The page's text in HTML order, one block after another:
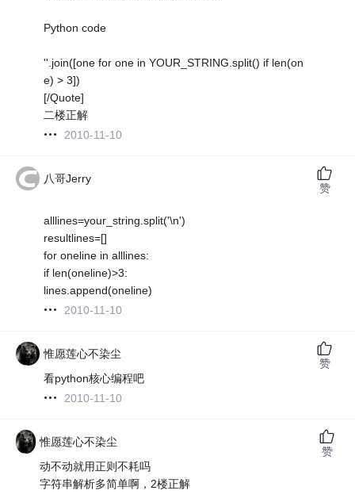
Python code
''.join([one for one in YOUR_STRING.split() if len(on
e) > 3])
[/Quote]
二楼正解
2010-11-10
八哥Jerry
alllines=your_string.split('\n')
resultlines=[]
for oneline in alllines:
if len(oneline)>3:
lines.append(oneline)
2010-11-10
赞
惟愿莲心不染尘
看python核心编程吧
2010-11-10
赞
惟愿莲心不染尘
动不动就用正则不耗吗
字符串解析多简单啊，2楼正解
赞